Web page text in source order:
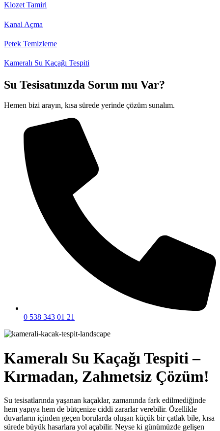
Klozet Tamiri
Kanal Açma
Petek Temizleme
Kameralı Su Kaçağı Tespiti
Su Tesisatınızda Sorun mu Var?
Hemen bizi arayın, kısa sürede yerinde çözüm sunalım.
0 538 343 01 21
Kameralı Su Kaçağı Tespiti –
Kırmadan, Zahmetsiz Çözüm!
Su tesisatlarında yaşanan kaçaklar, zamanında fark edilmediğinde
hem yapıya hem de bütçenize ciddi zararlar verebilir. Özellikle
duvarların içinden geçen borularda oluşan küçük bir çatlak bile, kısa
sürede büyük hasarlara yol açabilir. Neyse ki günümüzde gelişen